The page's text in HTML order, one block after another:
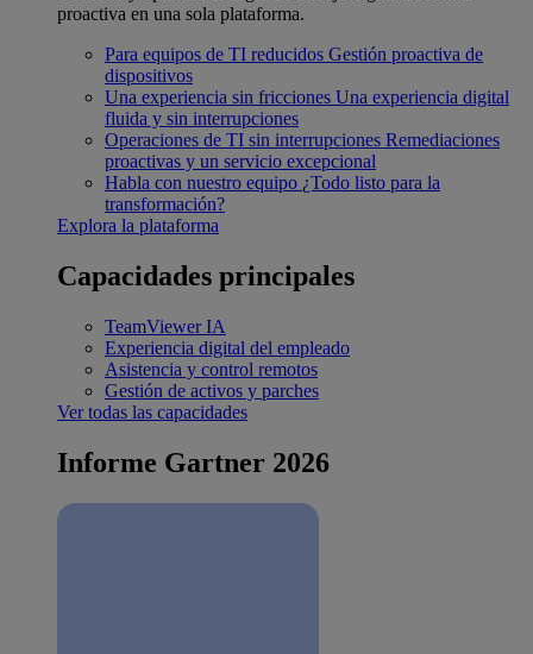
proactiva en una sola plataforma.
Para equipos de TI reducidos Gestión proactiva de
dispositivos
Una experiencia sin fricciones Una experiencia digital
fluida y sin interrupciones
Operaciones de TI sin interrupciones Remediaciones
proactivas y un servicio excepcional
Habla con nuestro equipo ¿Todo listo para la
transformación?
Explora la plataforma
Capacidades principales
TeamViewer IA
Experiencia digital del empleado
Asistencia y control remotos
Gestión de activos y parches
Ver todas las capacidades
Informe Gartner 2026